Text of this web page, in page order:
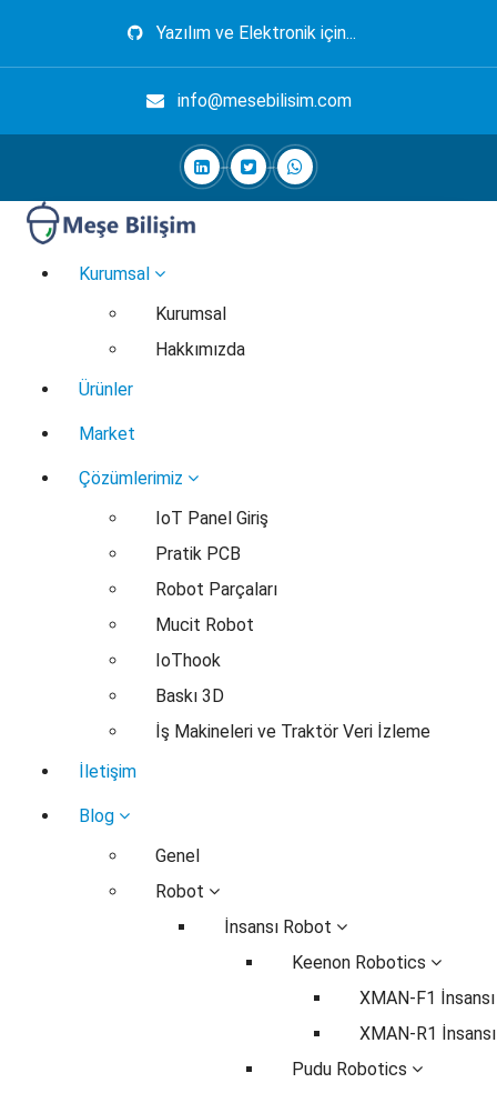
Yazılım ve Elektronik için...
info@mesebilisim.com
Elektronik, Yazılım, Otomasyon, Robotik
Kurumsal
Kurumsal
Hakkımızda
Ürünler
Market
Çözümlerimiz
IoT Panel Giriş
Pratik PCB
Robot Parçaları
Mucit Robot
IoThook
Baskı 3D
İş Makineleri ve Traktör Veri İzleme
İletişim
Blog
Genel
Robot
İnsansı Robot
Keenon Robotics
XMAN-F1
XMAN-R1
Pudu Robotics